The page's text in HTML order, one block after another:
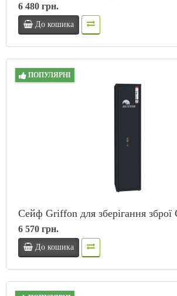
6 480 грн.
До кошика
ПОПУЛЯРНІ
Сейф Griffon для зберігання зброї
6 570 грн.
До кошика